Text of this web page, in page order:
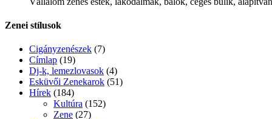
Zenei stílusok
Cigányzenészek (7)
Címlap (19)
Dj-k, lemezlovasok (4)
Esküvői Zenekarok (51)
Hírek (184)
Kultúra (152)
Zene (27)